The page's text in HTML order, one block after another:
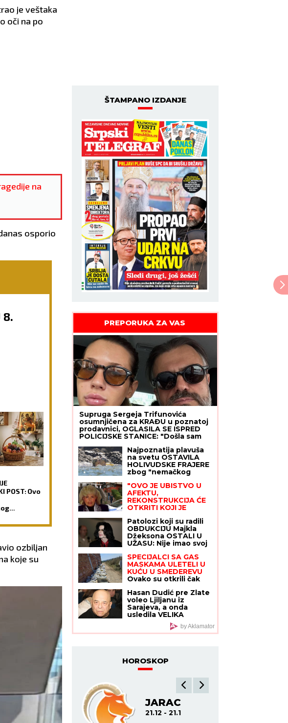
je veštaka
oči na po
na
osporio
8.
POST: Ovo
praznika
ozbiljan
koje su
ŠTAMPANO IZDANJE
PREPORUKA ZA VAS
Supruga Sergeja Trifunovića
osumnjičena za KRAĐU u poznatoj
prodavnici, OGLASILA SE ISPRED
POLICIJSKE STANICE: "Došla sam
Najpoznatija plavuša
na svetu OSTAVILA
HOLIVUDSKE FRAJERE
zbog "nemačkog
miliona! Dve godine se
skrivali, sad su pale
maske
"OVO JE UBISTVO U
AFEKTU,
REKONSTRUKCIJA ĆE
OTKRITI KOJI JE
FATALAN!"Stručnjaci
o zločinu na Novom
Beogradu: Da li je
tragedija mogla biti
Patolozi koji su radili
OBDUKCIJU Majkla
Džeksona OSTALI U
UŽASU: Nije imao svoj
raspadalo, a evo šta su
mu pronašli u želucu
SPECIJALCI SA GAS
MASKAMA ULETELI U
KUĆU U SMEDEREVU
Ovako su otkrili čak
ilegalnoj laboratoriji:
Uhapšeno 6 osoba
(FOTO, VIDEO)
Hasan Dudić pre Zlate
voleo Ljiljanu iz
Sarajeva, a onda
usledila VELIKA
TRAGEDIJA: Nije
mogao ni da naslutio
ŠTA ĆE SEBI URADITI:
by Aklamator
HOROSKOP
STRELAC
23.11 - 21.12
JARAC
21.12 - 21.1